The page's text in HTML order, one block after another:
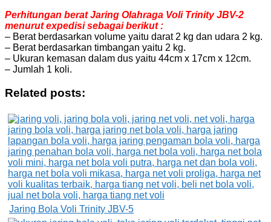
Perhitungan berat Jaring Olahraga Voli Trinity JBV-2
menurut expedisi sebagai berikut :
– Berat berdasarkan volume yaitu darat 2 kg dan udara 2 kg.
– Berat berdasarkan timbangan yaitu 2 kg.
– Ukuran kemasan dalam dus yaitu 44cm x 17cm x 12cm.
– Jumlah 1 koli.
Related posts:
Jaring Bola Voli Trinity JBV-5